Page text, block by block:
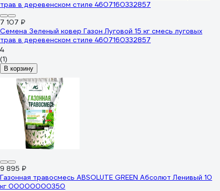
7 107 ₽
Семена Зеленый ковер Газон Луговой 15 кг смесь луговых
трав в деревенском стиле 4607160332857
4
(1)
В корзину
9 895 ₽
Газонная травосмесь ABSOLUTE GREEN Абсолют Ленивый 10
кг 00000000350